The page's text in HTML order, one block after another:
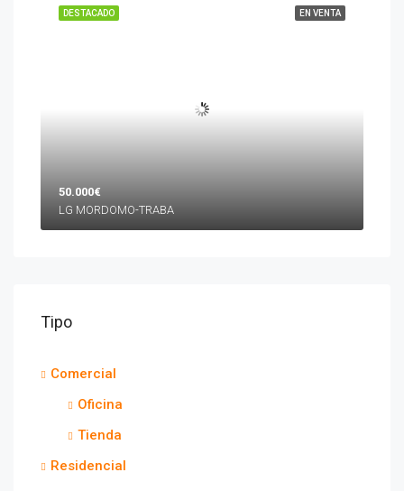
EN VENTA
DESTACADO
50.000€
LG MORDOMO-TRABA
Tipo
Comercial
Oficina
Tienda
Residencial